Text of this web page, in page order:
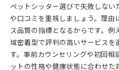
ペットシッター選びで失敗しな
や口コミを重視しましょう。理由
ス品質の指標となるからです。
域密着型で評判の高いサービスを
す。事前カウンセリングや初回相
ットの性格や健康状態に合わせ